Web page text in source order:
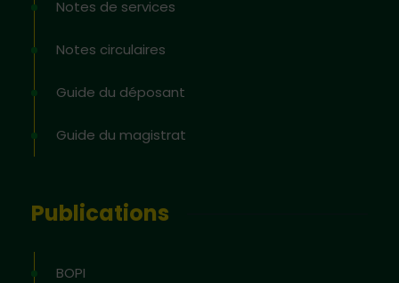
Notes de services
Notes circulaires
Guide du déposant
Guide du magistrat
Publications
BOPI